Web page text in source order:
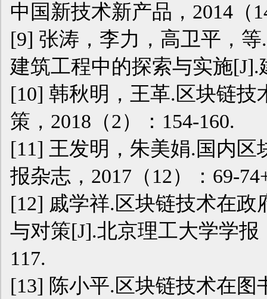
中国新技术新产品，2014（
[9] 张涛，李力，高卫平，
建筑工程中的探索与实施[J].
[10] 韩秋明，王革.区块链
策，2018（2）：154-160.
[11] 王发明，朱美娟.国内
报杂志，2017（12）：69-
[12] 戚学祥.区块链技术在
与对策[J].北京理工大学学报
117.
[13] 陈小平.区块链技术在